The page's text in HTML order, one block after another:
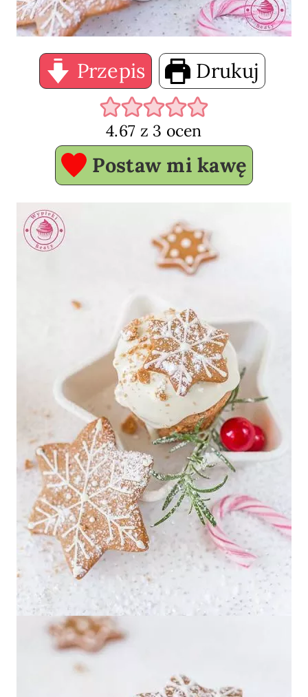
Przepis Drukuj
4.67 z 3 ocen
Postaw mi kawę